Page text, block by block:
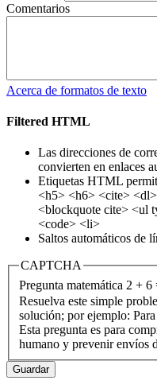
Comentarios
Acerca de formatos de texto
Filtered HTML
Las direcciones de
convierten en enlaces
Etiquetas HTML
<h5> <h6> <cite>
<blockquote cite> <ul
<code> <li>
Saltos automáticos de
CAPTCHA
Pregunta matemática 2 + 6
Resuelva este simple
solución; por ejemplo:
Esta pregunta es para
humano y prevenir envíos